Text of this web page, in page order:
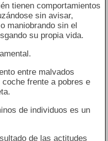
tienen comportamientos
sin avisar,
maniobrando sin el
su propia vida.
entre malvados
frente a pobres e
de individuos es un
de las actitudes